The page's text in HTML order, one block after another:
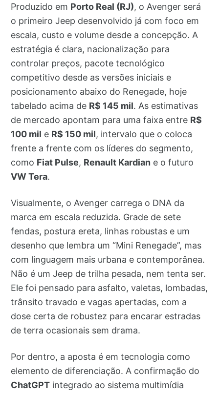
Produzido em Porto Real (RJ), o Avenger será
o primeiro Jeep desenvolvido já com foco em
escala, custo e volume desde a concepção. A
estratégia é clara, nacionalização para
controlar preços, pacote tecnológico
competitivo desde as versões iniciais e
posicionamento abaixo do Renegade, hoje
tabelado acima de R$ 145 mil. As estimativas
de mercado apontam para uma faixa entre R$
100 mil e R$ 150 mil, intervalo que o coloca
frente a frente com os líderes do segmento,
como Fiat Pulse, Renault Kardian e o futuro
VW Tera.
Visualmente, o Avenger carrega o DNA da
marca em escala reduzida. Grade de sete
fendas, postura ereta, linhas robustas e um
desenho que lembra um “Mini Renegade”, mas
com linguagem mais urbana e contemporânea.
Não é um Jeep de trilha pesada, nem tenta ser.
Ele foi pensado para asfalto, valetas, lombadas,
trânsito travado e vagas apertadas, com a
dose certa de robustez para encarar estradas
de terra ocasionais sem drama.
Por dentro, a aposta é em tecnologia como
elemento de diferenciação. A confirmação do
ChatGPT integrado ao sistema multimídia